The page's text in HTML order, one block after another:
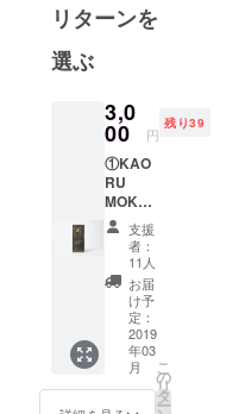
テルマンと
して働く傍
らニューイ
ングランド
（University
of New
England）で
経営修士号
を取得しま
した。縁
会った世界
各国のクラ
スメイトと
リターンを
選ぶ
3,0
00 円
残り39
①KAO
RU
MOKA
グラウ
ンド
（挽い
た後の
粉）
200gを
1パッ
ク。 ②
日の出
農園／
支援
者：
11人
お届
け予
定：
2019
年03
月
こ
の
リ
タ
ー